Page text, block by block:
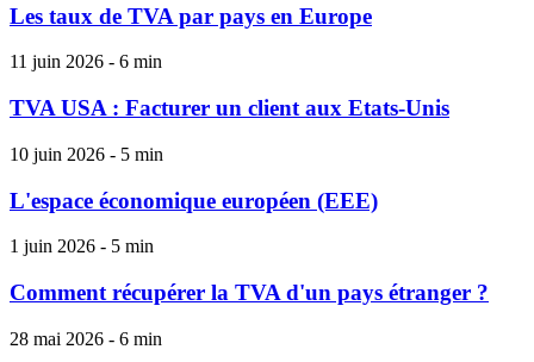
Les taux de TVA par pays en Europe
11 juin 2026 - 6 min
TVA USA : Facturer un client aux Etats-Unis
10 juin 2026 - 5 min
L'espace économique européen (EEE)
1 juin 2026 - 5 min
Comment récupérer la TVA d'un pays étranger ?
28 mai 2026 - 6 min